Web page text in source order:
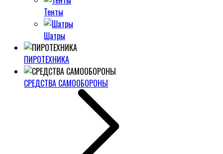
Тенты
Шатры
ПИРОТЕХНИКА
СРЕДСТВА САМООБОРОНЫ